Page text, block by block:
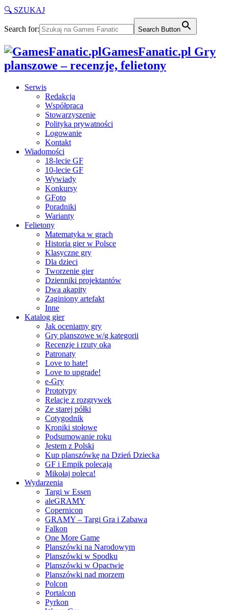
🔍 SZUKAJ
Search for: Search Button
GamesFanatic.pl Gry
planszowe – recenzje, felietony
Serwis
Redakcja
Współpraca
Stowarzyszenie
Polityka prywatności
Logowanie
Kontakt
Wiadomości
18-lecie GF
10-lecie GF
Wywiady
Konkursy
GFoto
Poradniki
Warianty
Felietony
Matematyka w grach
Historia gier w Polsce
Klasyczne gry
Dla dzieci
Tworzenie gier
Dzienniki projektantów
Dwa akapity
Zaginiony artefakt
Inne
Katalog gier
Jak oceniamy gry
Gry planszowe w/g kategorii
Recenzje i rzuty oka
Patronaty
Love to hate!
Love to upgrade!
e-Gry
Prototypy
Relacje z rozgrywek
Ze starej półki
Cotygodnik
Kroniki stołowe
Podsumowanie roku
Jestem z Polski
Kup planszówkę na Dzień Dziecka
GF i Empik polecają
Mikołaj poleca!
Wydarzenia
Targi w Essen
aleGRAMY
Copernicon
GRAMY – Targi Gra i Zabawa
Falkon
One More Game
Planszówki na Narodowym
Planszówki w Spodku
Planszówki w Opactwie
Planszówki nad morzem
Polcon
Portalcon
Pyrkon